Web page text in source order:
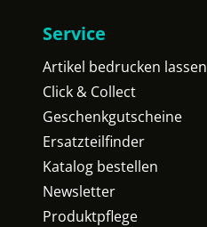
Service
Artikel bedrucken lassen
Click & Collect
Geschenkgutscheine
Ersatzteilfinder
Katalog bestellen
Newsletter
Produktpflege